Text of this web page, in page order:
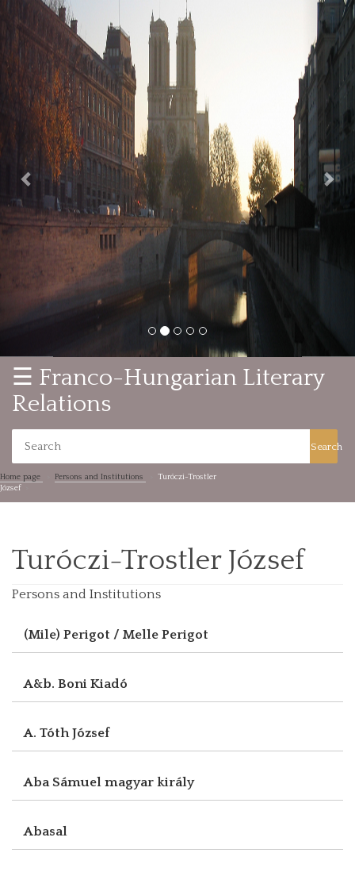
Previous
☰ Franco-Hungarian Literary
Relations
Search
Home page Persons and Institutions
Turóczi-Trostler
József
Turóczi-Trostler József
Persons and Institutions
(Mile) Perigot / Melle Perigot
A&b. Boni Kiadó
A. Tóth József
Aba Sámuel magyar király
Abasal